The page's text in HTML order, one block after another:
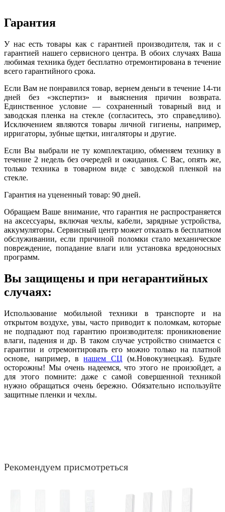
Гарантия
У нас есть товары как с гарантией производителя, так и с
гарантией нашего сервисного центра. В обоих случаях Ваша
любимая техника будет бесплатно отремонтирована в течение
всего гарантийного срока.
Если Вам не понравился товар, вернем деньги в течение 14-ти
дней без «экспертиз» и выяснения причин возврата.
Единственное условие — сохраненный товарный вид и
заводская пленка на стекле (согласитесь, это справедливо).
Исключением являются товары личной гигиены, например,
ирригаторы, зубные щетки, ингаляторы и другие.
Если Вы выбрали не ту комплектацию, обменяем технику в
течение 2 недель без очередей и ожидания. С Вас, опять же,
только техника в товарном виде с заводской пленкой на
стекле.
Гарантия на уцененный товар: 90 дней.
Обращаем Ваше внимание, что гарантия не распространяется
на аксессуары, включая чехлы, кабели, зарядные устройства,
аккумуляторы. Сервисный центр может отказать в бесплатном
обслуживании, если причиной поломки стало механическое
повреждение, попадание влаги или установка вредоносных
программ.
Вы защищены и при негарантийных
случаях:
Использование мобильной техники в транспорте и на
открытом воздухе, увы, часто приводит к поломкам, которые
не подпадают под гарантию производителя: проникновение
влаги, падения и др. В таком случае устройство снимается с
гарантии и отремонтировать его можно только на платной
основе, например, внашем СЦ (м.Новокузнецкая). Будьте
осторожны! Мы очень надеемся, что этого не произойдет, а
для этого помните: даже с самой совершенной техникой
нужно обращаться очень бережно. Обязательно используйте
защитные пленки и чехлы.
Рекомендуем присмотреться